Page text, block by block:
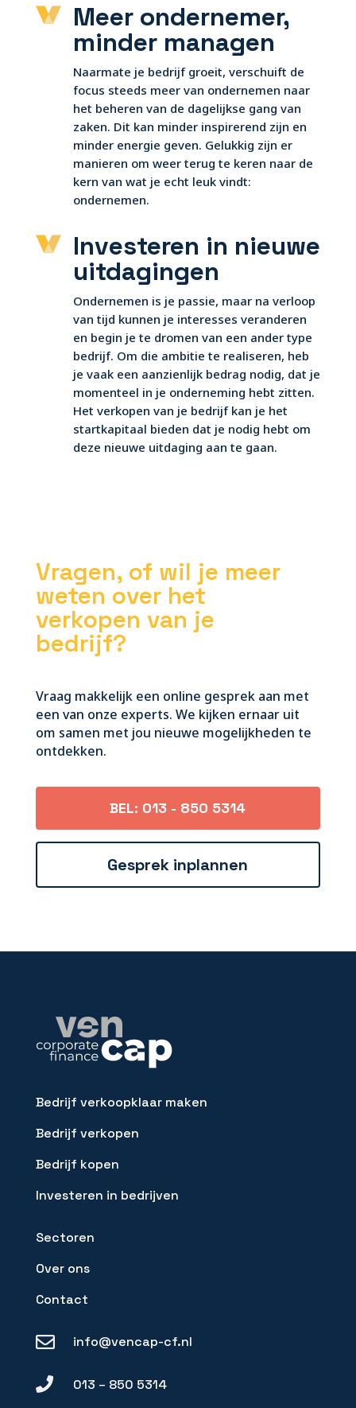
Meer ondernemer,
minder managen
Naarmate je bedrijf groeit, verschuift de
focus steeds meer van ondernemen naar
het beheren van de dagelijkse gang van
zaken. Dit kan minder inspirerend zijn en
minder energie geven. Gelukkig zijn er
manieren om weer terug te keren naar de
kern van wat je echt leuk vindt:
ondernemen.
Investeren in nieuwe
uitdagingen
Ondernemen is je passie, maar na verloop
van tijd kunnen je interesses veranderen
en begin je te dromen van een ander type
bedrijf. Om die ambitie te realiseren, heb
je vaak een aanzienlijk bedrag nodig, dat je
momenteel in je onderneming hebt zitten.
Het verkopen van je bedrijf kan je het
startkapitaal bieden dat je nodig hebt om
deze nieuwe uitdaging aan te gaan.
Vragen, of wil je meer
weten over het
verkopen van je
bedrijf?
Vraag makkelijk een online gesprek aan met
een van onze experts. We kijken ernaar uit
om samen met jou nieuwe mogelijkheden te
ontdekken.
BEL: 013 - 850 5314
Gesprek inplannen
Bedrijf verkoopklaar maken
Bedrijf verkopen
Bedrijf kopen
Investeren in bedrijven
Sectoren
Over ons
Contact
 info@vencap-cf.nl
 013 – 850 5314